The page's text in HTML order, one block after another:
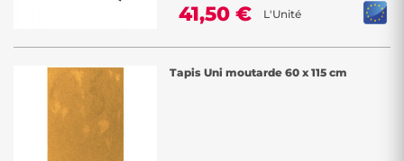
41,50 € L'Unité
Tapis Uni moutarde 60 x 115 cm